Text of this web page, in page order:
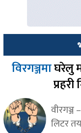
विरगञ्जमाघरेलु
वीरगञ्ज
लिटर